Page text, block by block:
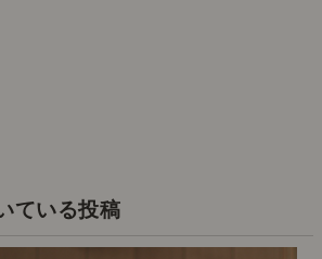
ている投稿